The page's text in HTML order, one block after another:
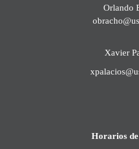
Orlando
Xavier
Horarios